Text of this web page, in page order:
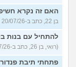
האם זה נקרא
בן 22, כתב ב-20/07/26 17:33)
להתחיל עם בנות
(רואי, בן 26, כתב ב-20/07/26 17:22)
פתחתי תיבת